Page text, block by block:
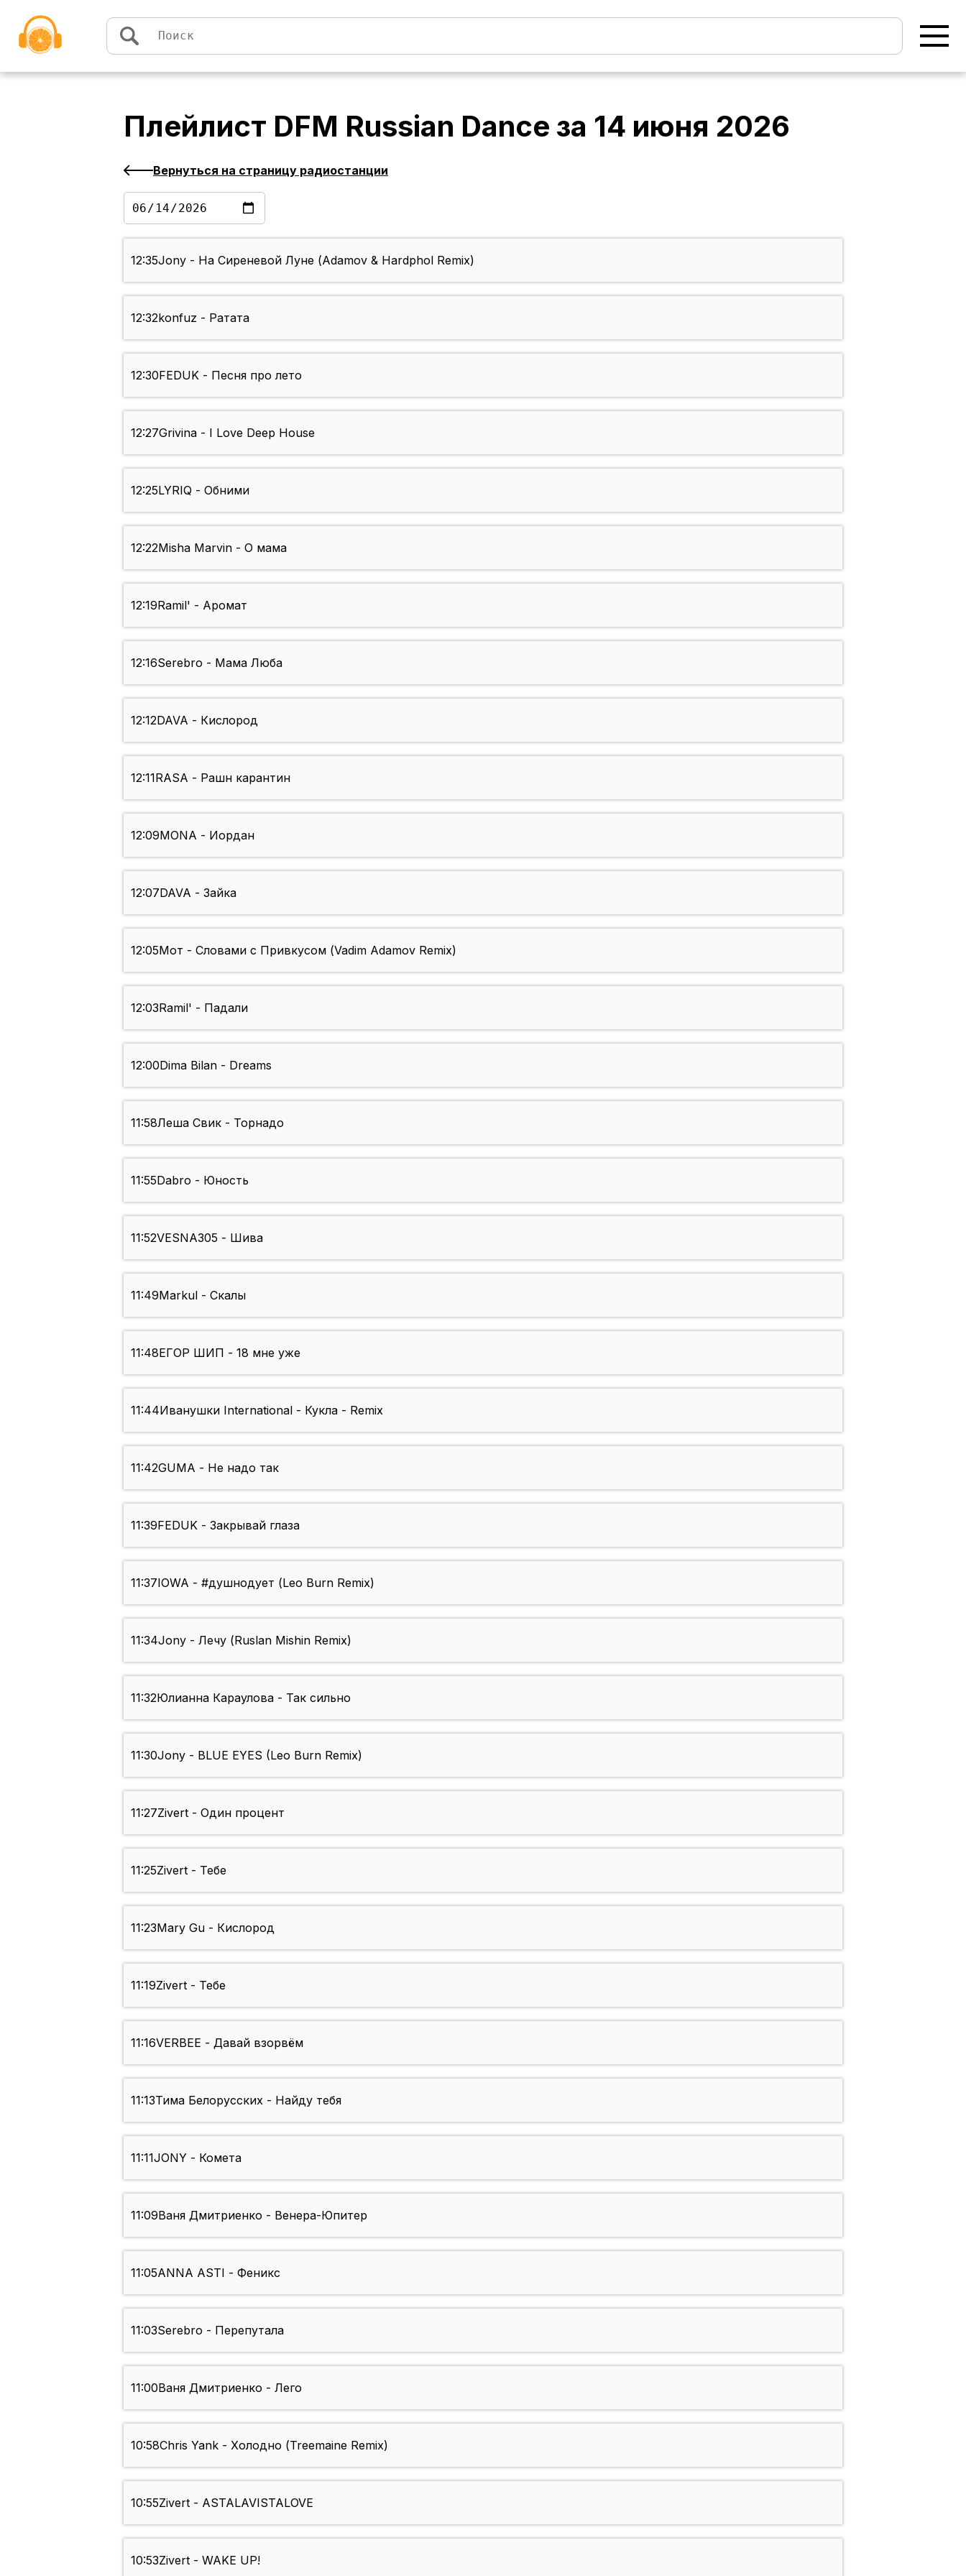
Плейлист DFM Russian Dance за 14 июня 2026
Вернуться на страницу радиостанции
12:35Jony - На Сиреневой Луне (Adamov & Hardphol Remix)
12:32konfuz - Ратата
12:30FEDUK - Песня про лето
12:27Grivina - I Love Deep House
12:25LYRIQ - Обними
12:22Misha Marvin - О мама
12:19Ramil' - Аромат
12:16Serebro - Мама Люба
12:12DAVA - Кислород
12:11RASA - Рашн карантин
12:09MONA - Иордан
12:07DAVA - Зайка
12:05Мот - Словами с Привкусом (Vadim Adamov Remix)
12:03Ramil' - Падали
12:00Dima Bilan - Dreams
11:58Леша Свик - Торнадо
11:55Dabro - Юность
11:52VESNA305 - Шива
11:49Markul - Скалы
11:48ЕГОР ШИП - 18 мне уже
11:44Иванушки International - Кукла - Remix
11:42GUMA - Не надо так
11:39FEDUK - Закрывай глаза
11:37IOWA - #душнодует (Leo Burn Remix)
11:34Jony - Лечу (Ruslan Mishin Remix)
11:32Юлианна Караулова - Так сильно
11:30Jony - BLUE EYES (Leo Burn Remix)
11:27Zivert - Один процент
11:25Zivert - Тебе
11:23Mary Gu - Кислород
11:19Zivert - Тебе
11:16VERBEE - Давай взорвём
11:13Тима Белорусских - Найду тебя
11:11JONY - Комета
11:09Ваня Дмитриенко - Венера-Юпитер
11:05ANNA ASTI - Феникс
11:03Serebro - Перепутала
11:00Ваня Дмитриенко - Лего
10:58Chris Yank - Холодно (Treemaine Remix)
10:55Zivert - ASTALAVISTALOVE
10:53Zivert - WAKE UP!